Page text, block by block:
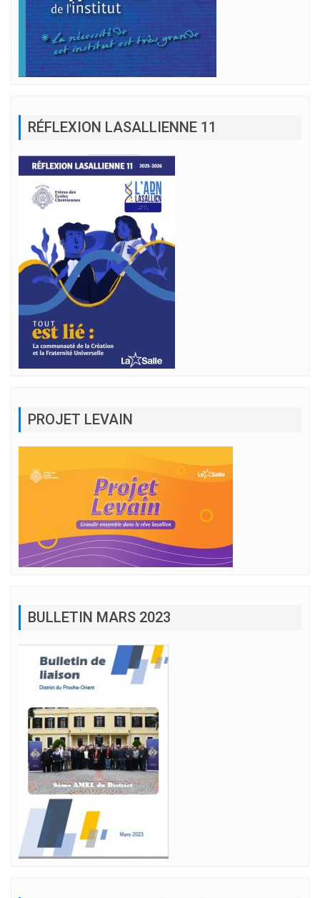
RÉFLEXION LASALLIENNE 11
PROJET LEVAIN
BULLETIN MARS 2023